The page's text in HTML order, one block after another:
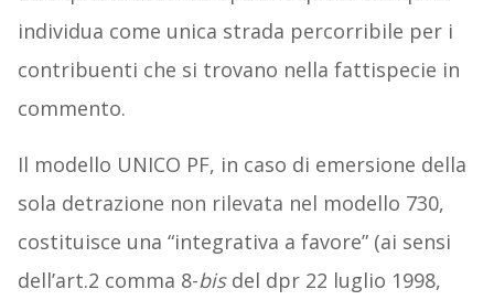
individua come unica strada percorribile per i
contribuenti che si trovano nella fattispecie in
commento.
Il modello UNICO PF, in caso di emersione della
sola detrazione non rilevata nel modello 730,
costituisce una “integrativa a favore” (ai sensi
dell’art.2 comma 8-bisdel dpr 22 luglio 1998,